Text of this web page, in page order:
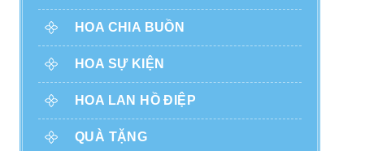
HOA CHIA BUỒN
HOA SỰ KIỆN
HOA LAN HỒ ĐIỆP
QUÀ TẶNG